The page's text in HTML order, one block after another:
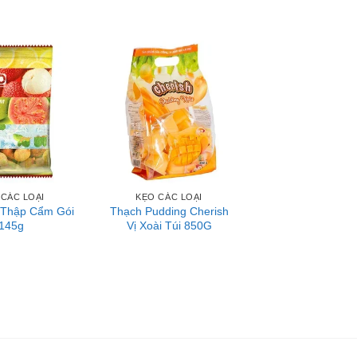
LOẠI
Cẩm Gói
145g
KẸO CÁC LOẠI
Thạch Pudding Cherish
Vị Xoài Túi 850G